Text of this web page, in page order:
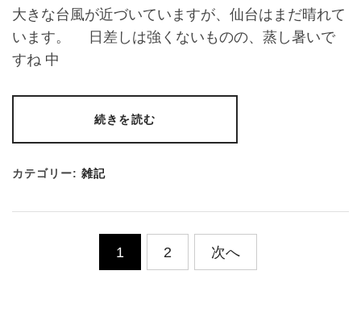
大きな台風が近づいていますが、仙台はまだ晴れて
います。 日差しは強くないものの、蒸し暑いで
すね 中
続きを読む
カテゴリー: 雑記
1 2 次へ